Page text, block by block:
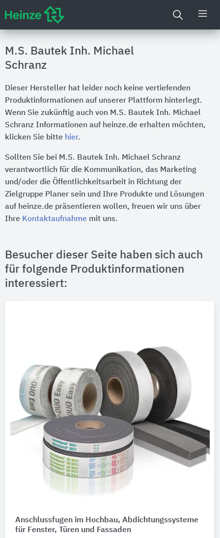
M.S. Bautek Inh. Michael
Schranz
Dieser Hersteller hat leider noch keine vertiefenden
Produktinformationen auf unserer Plattform hinterlegt.
Wenn Sie zukünftig auch von M.S. Bautek Inh. Michael
Schranz Informationen auf heinze.de erhalten möchten,
klicken Sie bitte hier.
Sollten Sie bei M.S. Bautek Inh. Michael Schranz
verantwortlich für die Kommunikation, das Marketing
und/oder die Öffentlichkeitsarbeit in Richtung der
Zielgruppe Planer sein und Ihre Produkte und Lösungen
auf heinze.de präsentieren wollen, freuen wir uns über
Ihre Kontaktaufnahme mit uns.
Besucher dieser Seite haben sich auch
für folgende Produktinformationen
interessiert:
Anschlussfugen im Hochbau, Abdichtungssysteme
für Fenster, Türen und Fassaden